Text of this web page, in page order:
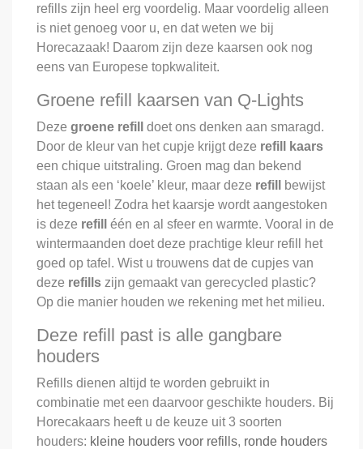
refills zijn heel erg voordelig. Maar voordelig alleen
is niet genoeg voor u, en dat weten we bij
Horecazaak! Daarom zijn deze kaarsen ook nog
eens van Europese topkwaliteit.
Groene refill kaarsen van Q-Lights
Deze groene refill
doet ons denken aan smaragd.
Door de kleur van het cupje krijgt deze refill kaars
een chique uitstraling. Groen mag dan bekend
staan als een ‘koele’ kleur, maar deze refill
bewijst
het tegeneel! Zodra het kaarsje wordt aangestoken
is deze refill één en al sfeer en warmte. Vooral in de
wintermaanden doet deze prachtige kleur refill het
goed op tafel. Wist u trouwens dat de cupjes van
deze refills zijn gemaakt van gerecycled plastic?
Op die manier houden we rekening met het milieu.
Deze refill past is alle gangbare
houders
Refills dienen altijd te worden gebruikt in
combinatie met een daarvoor geschikte houders. Bij
Horecakaars heeft u de keuze uit 3 soorten
houders: kleine houders voor refills, ronde houders